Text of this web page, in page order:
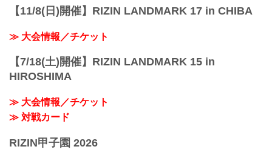
【11/8(日)開催】RIZIN LANDMARK 17 in CHIBA
≫ 大会情報／チケット
【7/18(土)開催】RIZIN LANDMARK 15 in
HIROSHIMA
≫ 大会情報／チケット
≫ 対戦カード
RIZIN甲子園 2026